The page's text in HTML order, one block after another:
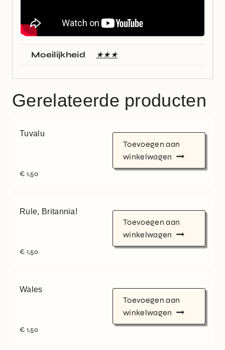
Moeilijkheid ★★★
Gerelateerde producten
Tuvalu
€ 1,50
Toevoegen aan
winkelwagen
Rule, Britannia!
€ 1,50
Toevoegen aan
winkelwagen
Wales
€ 1,50
Toevoegen aan
winkelwagen